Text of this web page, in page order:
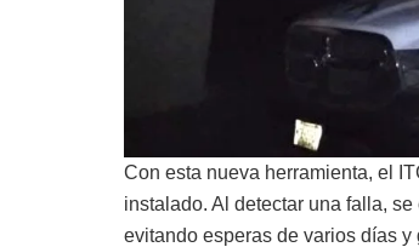
Con esta nueva herramienta, el
instalado. Al detectar una falla,
evitando esperas de varios días